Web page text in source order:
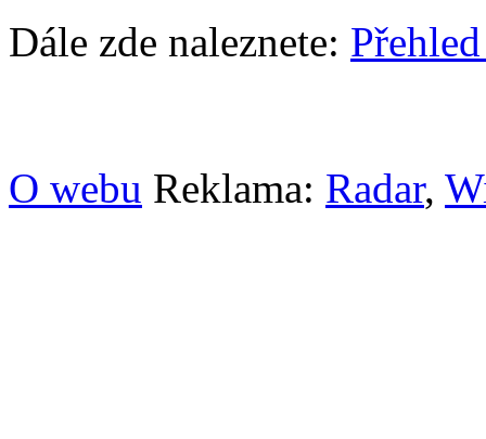
Dále zde naleznete:
O webu Reklama: Radar,